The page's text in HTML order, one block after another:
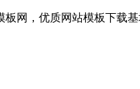
板网，优质网站模板下载基